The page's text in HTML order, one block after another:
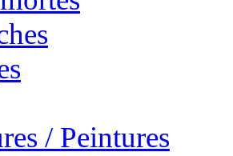
/ Peintures